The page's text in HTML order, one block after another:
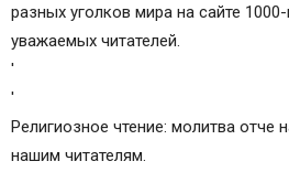
разных уголков мира на сайте
уважаемых читателей.
'
'
Религиозное чтение: молитва
нашим читателям.